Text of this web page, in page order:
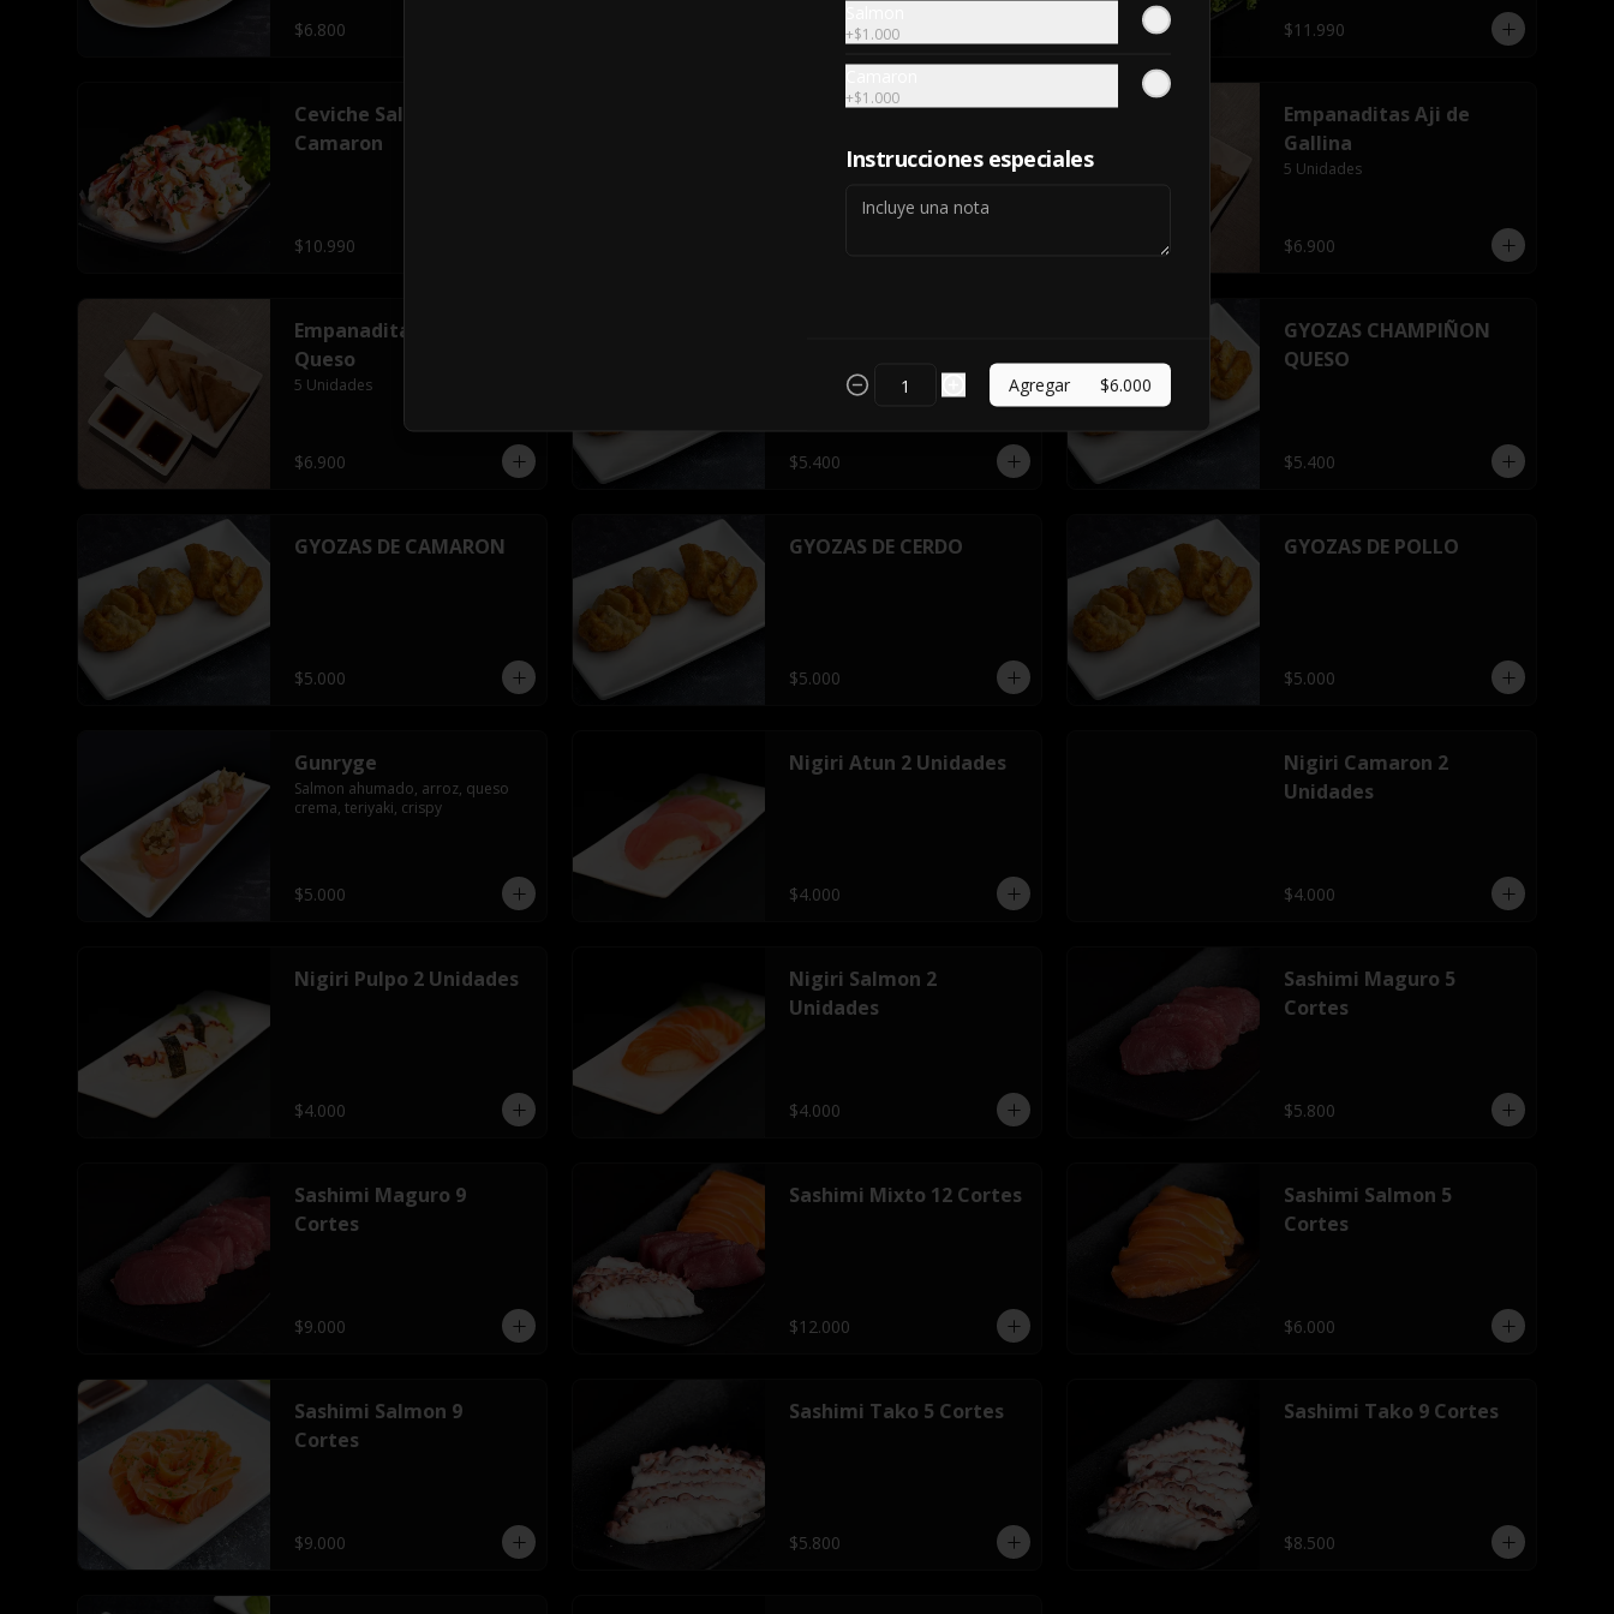
$6.800 $11.990
Ceviche Salmon
Camaron
$10.990
Ebi Furay
Empanaditas Aji de
Gallina
5 Unidades
$6.900
Empanaditas Camaron
Queso
5 Unidades
$6.900 $5.400
GYOZAS CHAMPIÑON
QUESO
$5.400
GYOZAS DE CAMARON
$5.000
GYOZAS DE CERDO
$5.000
GYOZAS DE POLLO
$5.000
Gunryge
Salmon ahumado, arroz, queso
crema, teriyaki, crispy
$5.000
Nigiri Atun 2 Unidades
$4.000
Nigiri Camaron 2
Unidades
$4.000
Nigiri Pulpo 2 Unidades
$4.000
Nigiri Salmon 2
Unidades
$4.000
Sashimi Maguro 5
Cortes
$5.800
Sashimi Maguro 9
Cortes
$9.000
Sashimi Mixto 12 Cortes
$12.000
Sashimi Salmon 5
Cortes
$6.000
Sashimi Salmon 9
Cortes
$9.000
Sashimi Tako 5 Cortes
$5.800
Sashimi Tako 9 Cortes
$8.500
+$1.000
+$1.000
Instrucciones especiales
Agregar $6.000